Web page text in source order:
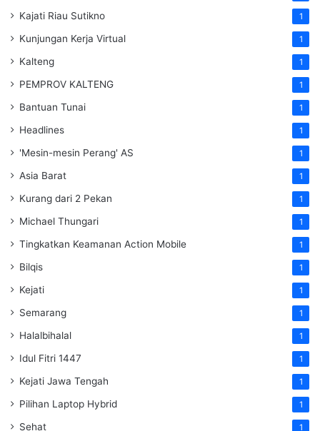
Kajati Riau Sutikno 1
Kunjungan Kerja Virtual 1
Kalteng 1
PEMPROV KALTENG 1
Bantuan Tunai 1
Headlines 1
'Mesin-mesin Perang' AS 1
Asia Barat 1
Kurang dari 2 Pekan 1
Michael Thungari 1
Tingkatkan Keamanan Action Mobile 1
Bilqis 1
Kejati 1
Semarang 1
Halalbihalal 1
Idul Fitri 1447 1
Kejati Jawa Tengah 1
Pilihan Laptop Hybrid 1
Sehat 1